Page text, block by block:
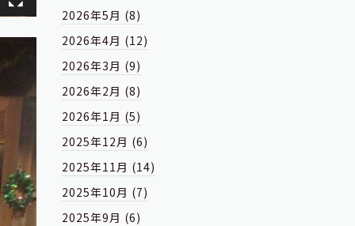
2026年5月 (8)
2026年4月 (12)
2026年3月 (9)
2026年2月 (8)
2026年1月 (5)
2025年12月 (6)
2025年11月 (14)
2025年10月 (7)
2025年9月 (6)